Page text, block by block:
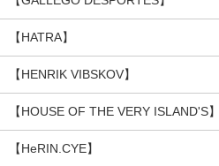
【HATRA】
【HENRIK VIBSKOV】
【HOUSE OF THE VERY ISLAND'S】
【HeRIN.CYE】